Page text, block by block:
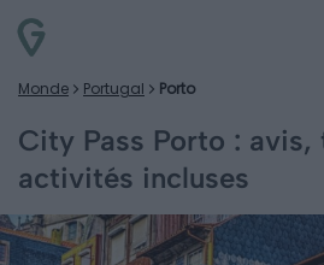
Monde Portugal Porto
City Pass Porto : avis,
activités incluses